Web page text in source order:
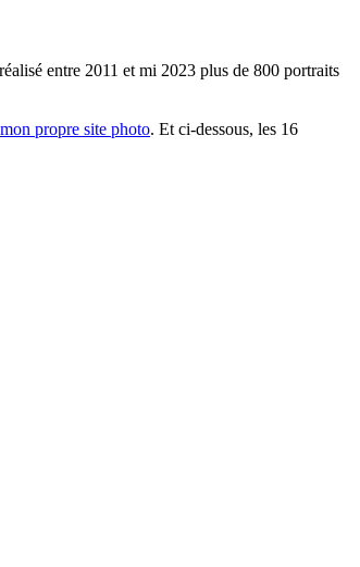
entre 2011 et mi 2023 plus de 800 portraits
mon propre site photo. Et ci-dessous, les 16